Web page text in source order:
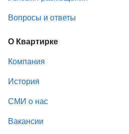
Вопросы и ответы
О Квартирке
Компания
История
СМИ о нас
Вакансии